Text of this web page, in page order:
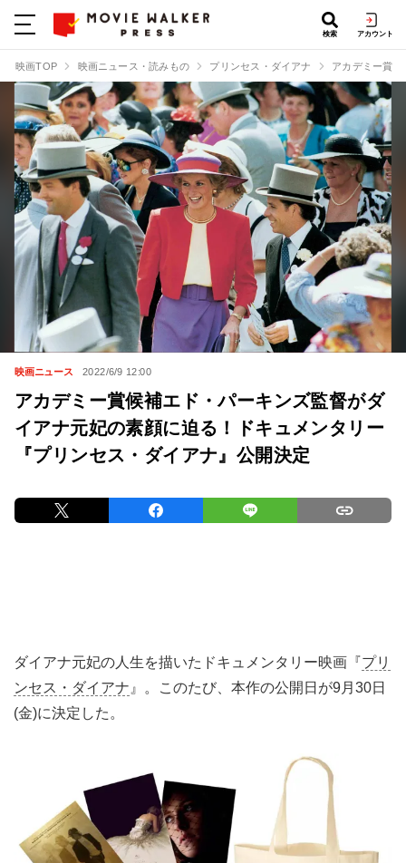
検索 アカウント
映画TOP 映画ニュース・読みもの プリンセス・ダイアナ アカデミー賞
映画ニュース 2022/6/9 12:00
アカデミー賞候補エド・パーキンズ監督がダ
イアナ元妃の素顔に迫る！ドキュメンタリー
『プリンセス・ダイアナ』公開決定
ダイアナ元妃の人生を描いたドキュメンタリー映画『プリ
ンセス・ダイアナ 』。このたび、本作の公開日が9月30日
(金)に決定した。